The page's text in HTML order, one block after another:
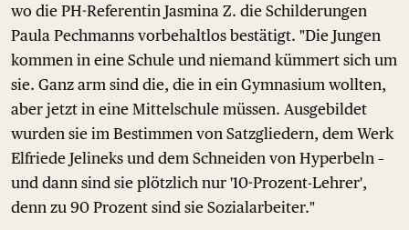
wo die PH-Referentin Jasmina Z. die Schilderungen
Paula Pechmanns vorbehaltlos bestätigt. "Die Jungen
kommen in eine Schule und niemand kümmert sich um
sie. Ganz arm sind die, die in ein Gymnasium wollten,
aber jetzt in eine Mittelschule müssen. Ausgebildet
wurden sie im Bestimmen von Satzgliedern, dem Werk
Elfriede Jelineks und dem Schneiden von Hyperbeln –
und dann sind sie plötzlich nur '10-Prozent-Lehrer',
denn zu 90 Prozent sind sie Sozialarbeiter."